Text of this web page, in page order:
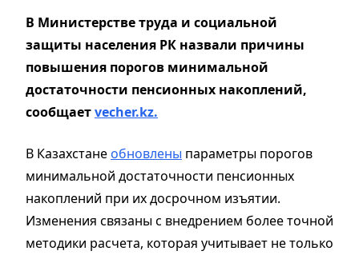
В Министерстве труда и социальной
защиты населения РК назвали причины
повышения порогов минимальной
достаточности пенсионных накоплений,
сообщаетvecher.kz.
В Казахстане обновлены параметры порогов
минимальной достаточности пенсионных
накоплений при их досрочном изъятии.
Изменения связаны с внедрением более точной
методики расчета, которая учитывает не только